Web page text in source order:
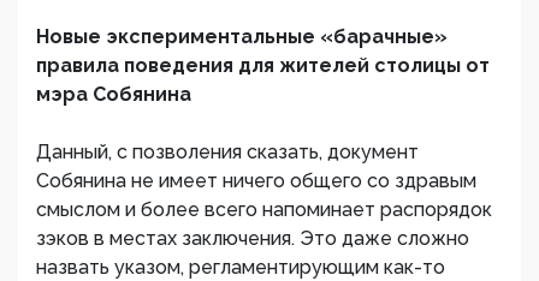
Новые экспериментальные «барачные»
правила поведения для жителей столицы от
мэра Собянина
Данный, с позволения сказать, документ
Собянина не имеет ничего общего со здравым
смыслом и более всего напоминает распорядок
зэков в местах заключения. Это даже сложно
назвать указом, регламентирующим как-то